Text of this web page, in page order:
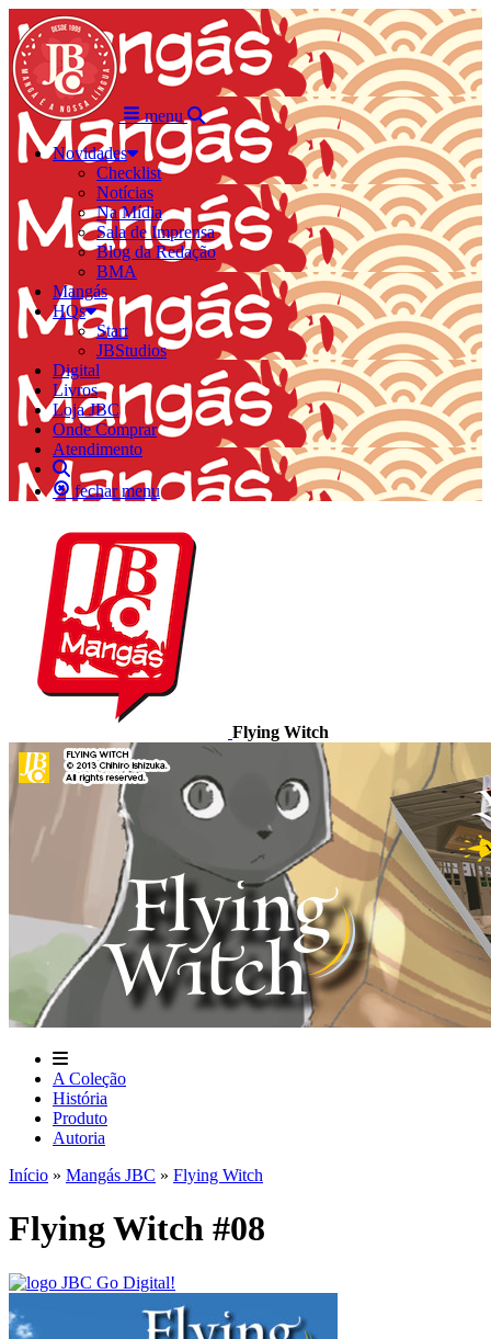
menu
Novidades
Checklist
Notícias
Na Mídia
Sala de Imprensa
Blog da Redação
BMA
Mangás
HQs
Start
JBStudios
Digital
Livros
Loja JBC
Onde Comprar
Atendimento
fechar menu
Flying Witch
A Coleção
História
Produto
Autoria
Início » Mangás JBC » Flying Witch
Flying Witch #08